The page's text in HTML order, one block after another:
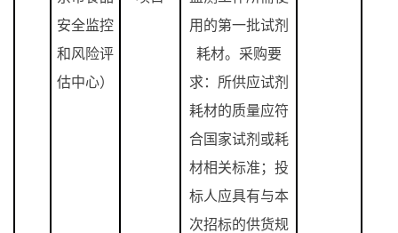
安全监控
和风险评
估中心）
用的第一批试剂
耗材。采购要
求：所供应试剂
耗材的质量应符
合国家试剂或耗
材相关标准；投
标人应具有与本
次招标的供货规